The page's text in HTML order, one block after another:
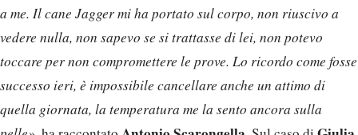
a me. Il cane Jagger mi ha portato sul corpo, non riuscivo a
vedere nulla, non sapevo se si trattasse di lei, non potevo
toccare per non compromettere le prove. Lo ricordo come fosse
successo ieri, è impossibile cancellare anche un attimo di
quella giornata, la temperatura me la sento ancora sulla